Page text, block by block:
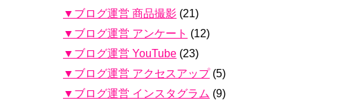
▼ブログ運営 商品撮影 (21)
▼ブログ運営 アンケート (12)
▼ブログ運営 YouTube (23)
▼ブログ運営 アクセスアップ(5)
▼ブログ運営 インスタグラム (9)